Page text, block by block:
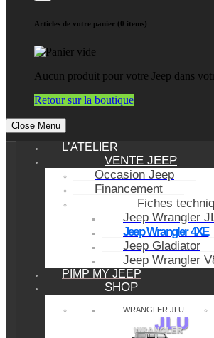
Articles de votre panier (0 items)
Aucun produit pour votre Jeep dans
Retour sur la boutique
Close Menu
L’ATELIER
VENTE JEEP
Occasion Jeep
Financement
Fiches
Jeep Wrangler
Jeep Wrangler 4XE
Jeep Gladiator
Jeep Wrangler
PIMP MY JEEP
SHOP
WRANGLER JLU